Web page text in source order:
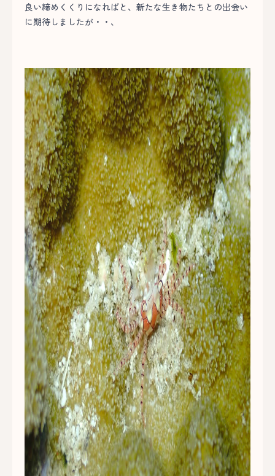
良い締めくくりになればと、新たな生き物たちとの出会い
に期待しましたが・・、